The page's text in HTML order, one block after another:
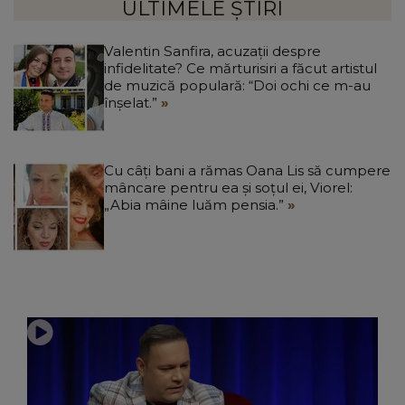
ULTIMELE ȘTIRI
Valentin Sanfira, acuzații despre
infidelitate? Ce mărturisiri a făcut artistul
de muzică populară: “Doi ochi ce m-au
înșelat.”
Cu câți bani a rămas Oana Lis să cumpere
mâncare pentru ea și soțul ei, Viorel:
„Abia mâine luăm pensia.”